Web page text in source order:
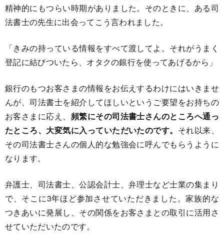
精神的にもつらい時期がありました。そのときに、ある司
法書士の先生に出会ってこう言われました。
「きみの持っている情報をすべて渡してよ。それがうまく
登記に結びついたら、オタクの銀行を使ってあげるから」
銀行のもつお客さまの情報をお伝えするわけにはいきませ
んが、司法書士を紹介してほしいというご要望をお持ちの
お客さまに応え、 頻繁にその司法書士さんのところへ通っ
たところ、大変気に入っていただいたのです。 それ以来、
その司法書士さんの個人的な勉強会に呼んでもらうように
なります。
弁護士、司法書士、公認会計士、弁理士など士業の集まり
で、そこに3年ほど参加させていただきました。家族的な
つきあいに発展し、その関係をお客さまとの取引に活用さ
せていただいたのです。